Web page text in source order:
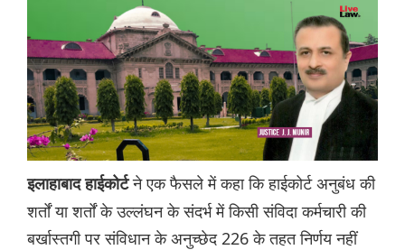
इलाहाबाद हाईकोर्टने एक फैसले में कहा कि हाईकोर्ट अनुबंध की
शर्तों या शर्तों के उल्लंघन के संदर्भ में किसी संविदा कर्मचारी की
बर्खास्तगी पर संविधान के अनुच्छेद 226 के तहत निर्णय नहीं